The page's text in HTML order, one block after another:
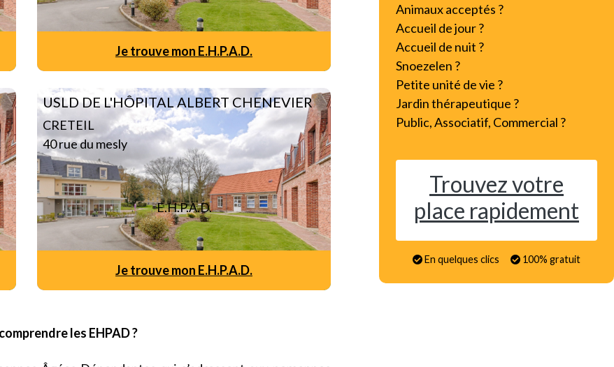
Je trouve mon E.H.P.A.D.
USLD DE L'HÔPITAL ALBERT CHENEVIER
CRETEIL
40 rue du mesly
E.H.P.A.D.
Je trouve mon E.H.P.A.D.
Animaux acceptés ?
Accueil de jour ?
Accueil de nuit ?
Snoezelen ?
Petite unité de vie ?
Jardin thérapeutique ?
Public, Associatif, Commercial ?
Trouvez votre
place rapidement
En quelques clics 100% gratuit
les EHPAD ?